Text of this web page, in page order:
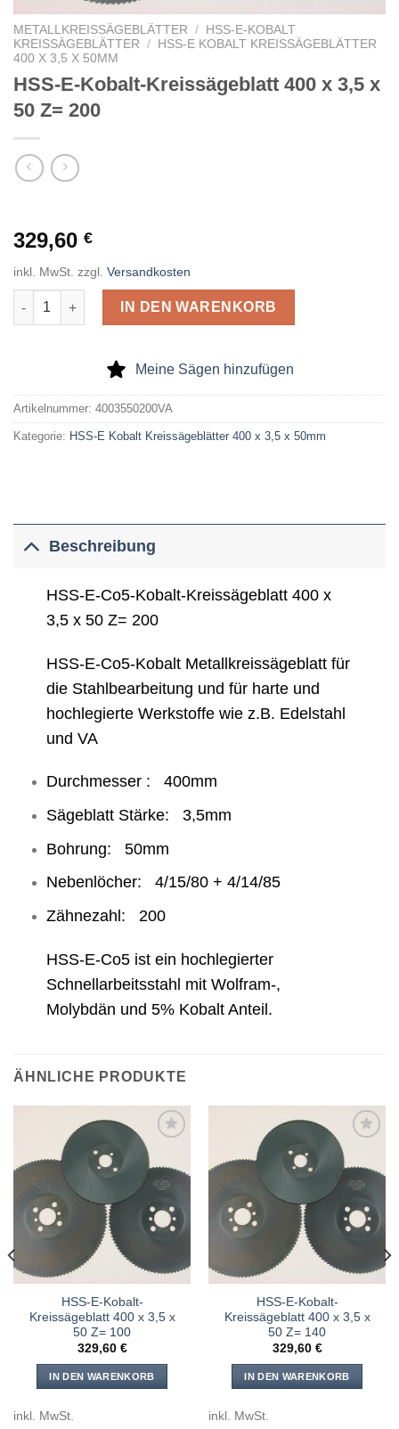
METALLKREISSÄGEBLÄTTER / HSS-E-KOBALT
KREISSÄGEBLÄTTER
/ HSS-E KOBALT KREISSÄGEBLÄTTER
400 X 3,5 X 50MM
HSS-E-Kobalt-Kreissägeblatt 400 x 3,5 x
50 Z= 200
329,60 €
inkl. MwSt. zzgl. Versandkosten
HSS-E-Kobalt-Kreissägeblatt 400 x 3,5 x 50 Z= 200 Menge
IN DEN WARENKORB
Meine Sägen hinzufügen
Artikelnummer: 4003550200VA
Kategorie: HSS-E Kobalt Kreissägeblätter 400 x 3,5 x 50mm
Beschreibung
HSS-E-Co5-Kobalt-Kreissägeblatt 400 x
3,5 x 50 Z= 200
HSS-E-Co5-Kobalt Metallkreissägeblatt für
die Stahlbearbeitung und für harte und
hochlegierte Werkstoffe wie z.B. Edelstahl
und VA
Durchmesser : 400mm
Sägeblatt Stärke: 3,5mm
Bohrung: 50mm
Nebenlöcher: 4/15/80 + 4/14/85
Zähnezahl: 200
HSS-E-Co5 ist ein hochlegierter
Schnellarbeitsstahl mit Wolfram-,
Molybdän und 5% Kobalt Anteil.
ÄHNLICHE PRODUKTE
Meine
hinzufügen
HSS-E-Kobalt-
Kreissägeblatt 400 x 3,5 x
50 Z= 100
329,60 €
IN DEN WARENKORB
inkl. MwSt.
Meine
hinzufügen
HSS-E-Kobalt-
Kreissägeblatt 400 x 3,5 x
50 Z= 140
329,60 €
IN DEN WARENKORB
inkl. MwSt.